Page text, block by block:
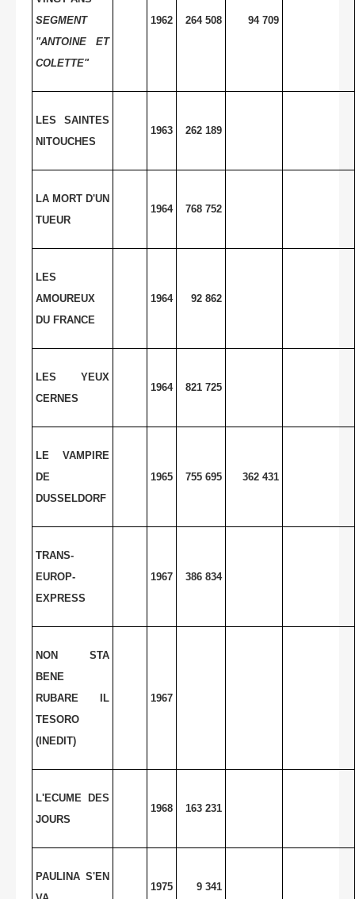
SEGMENT
"ANTOINE ET
COLETTE"
1962 264 508 94 709
LES SAINTES
NITOUCHES
1963 262 189
LA MORT D'UN
TUEUR
1964 768 752
LES
AMOUREUX
DU FRANCE
1964 92 862
LES YEUX
CERNES
1964 821 725
LE VAMPIRE
DE
DUSSELDORF
1965 755 695 362 431
TRANS-
EUROP-
EXPRESS
1967 386 834
NON STA
BENE
RUBARE IL
TESORO
(INEDIT)
1967
L'ECUME DES
JOURS
1968 163 231
PAULINA S'EN
1975 9 341